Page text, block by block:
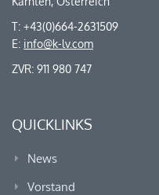
T: +43(0)664-2631509
E: info@k-lv.com
ZVR: 911 980 747
QUICKLINKS
News
Vorstand